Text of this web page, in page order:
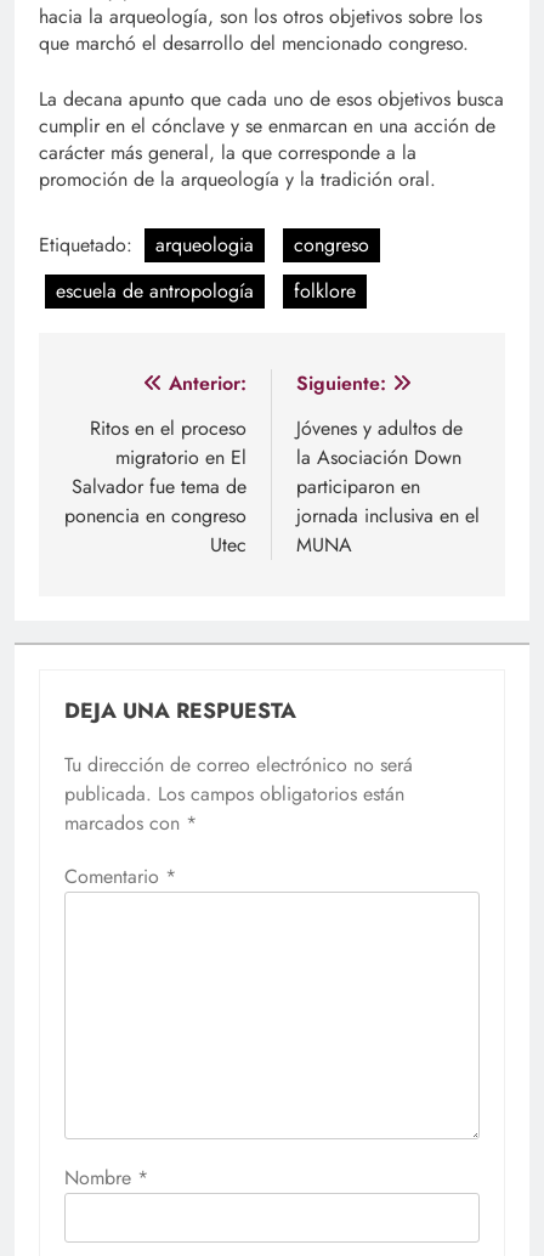
hacia la arqueología, son los otros objetivos sobre los
que marchó el desarrollo del mencionado congreso.
La decana apunto que cada uno de esos objetivos busca
cumplir en el cónclave y se enmarcan en una acción de
carácter más general, la que corresponde a la
promoción de la arqueología y la tradición oral.
Etiquetado: arqueologia
congreso
escuela de antropología
folklore
Navegación
de
entradas
Anterior:
Ritos en el proceso
migratorio en El
Salvador fue tema de
ponencia en congreso
Utec
Siguiente:
Jóvenes y adultos de
la Asociación Down
participaron en
jornada inclusiva en el
MUNA
DEJA UNA RESPUESTA
Tu dirección de correo electrónico no será
publicada. Los campos obligatorios están
marcados con *
Comentario *
Nombre *